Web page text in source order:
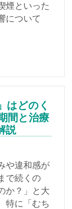
煙といった
について
はどのく
間と治療
説
や違和感が
で続くの
か？」と大
特に「むち